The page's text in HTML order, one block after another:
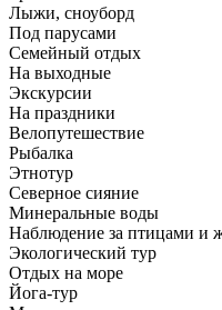
Лыжи, сноуборд
Под парусами
Семейный отдых
На выходные
Экскурсии
На праздники
Велопутешествие
Рыбалка
Этнотур
Северное сияние
Минеральные воды
Наблюдение за птицами и
Экологический тур
Отдых на море
Йога-тур